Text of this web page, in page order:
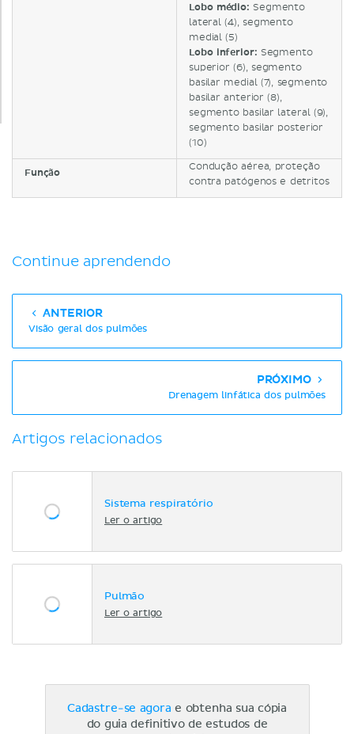
Lobo médio: Segmento
lateral (4), segmento
medial (5)
Lobo inferior: Segmento
superior (6), segmento
basilar medial (7), segmento
basilar anterior (8),
segmento basilar lateral (9),
segmento basilar posterior
(10)
Função
Condução aérea, proteção
contra patógenos e detritos
Continue aprendendo
ANTERIOR
Visão geral dos pulmões
PRÓXIMO
Drenagem linfática dos pulmões
Artigos relacionados
Sistema respiratório
Ler o artigo
Pulmão
Ler o artigo
Cadastre-se agora e obtenha sua cópia
do guia definitivo de estudos de